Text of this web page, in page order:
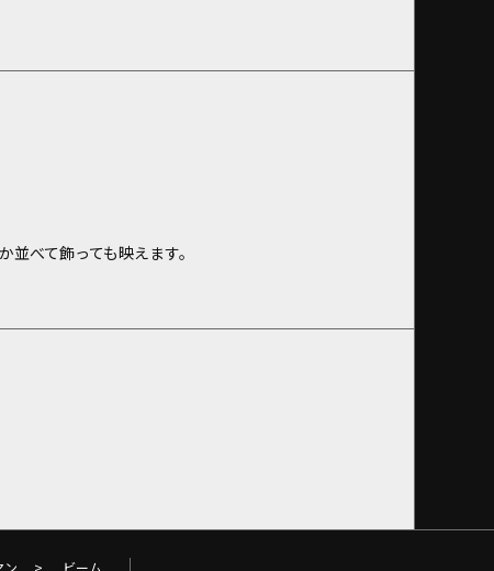
べて飾っても映えます。
ン > ビーム